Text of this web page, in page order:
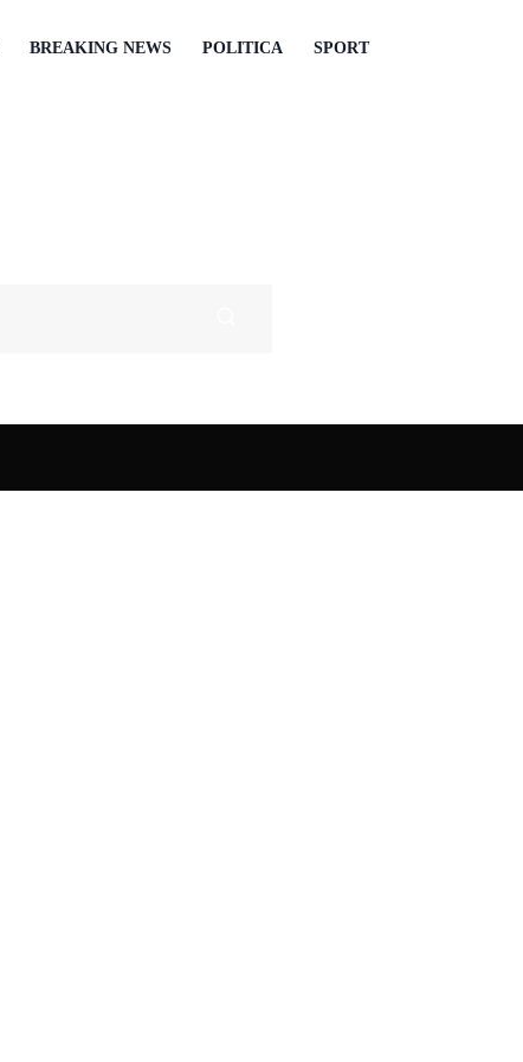
BREAKING NEWS POLITICA SPORT